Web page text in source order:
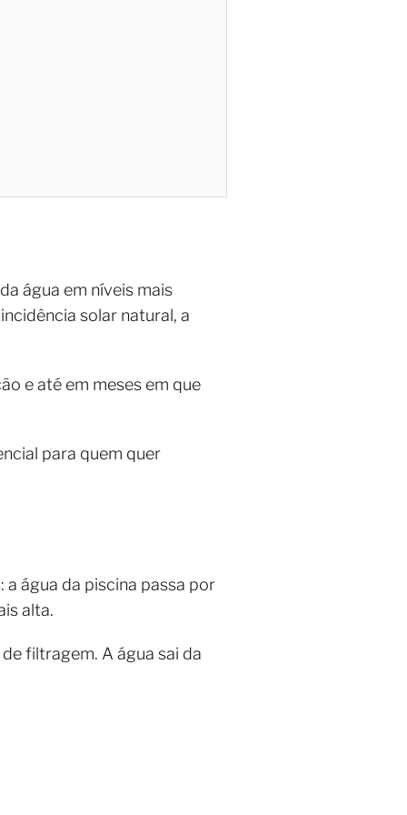
água em níveis mais
solar natural, a
e até em meses em que
para quem quer
água da piscina passa por
alta.
filtragem. A água sai da